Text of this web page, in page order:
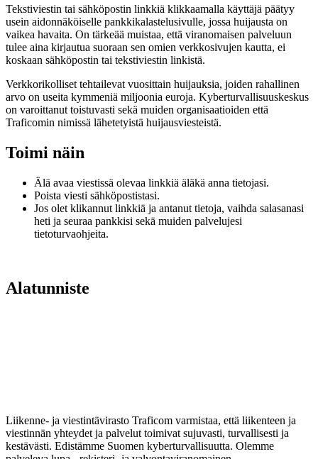
Tekstiviestin tai sähköpostin linkkiä klikkaamalla käyttäjä päätyy
usein aidonnäköiselle pankkikalastelusivulle, jossa huijausta on
vaikea havaita. On tärkeää muistaa, että viranomaisen palveluun
tulee aina kirjautua suoraan sen omien verkkosivujen kautta, ei
koskaan sähköpostin tai tekstiviestin linkistä.
Verkkorikolliset tehtailevat vuosittain huijauksia, joiden rahallinen
arvo on useita kymmeniä miljoonia euroja. Kyberturvallisuuskeskus
on varoittanut toistuvasti sekä muiden organisaatioiden että
Traficomin nimissä lähetetyistä huijausviesteistä.
Toimi näin
Älä avaa viestissä olevaa linkkiä äläkä anna tietojasi.
Poista viesti sähköpostistasi.
Jos olet klikannut linkkiä ja antanut tietoja, vaihda salasanasi
heti ja seuraa pankkisi sekä muiden palvelujesi
tietoturvaohjeita.
Alatunniste
Liikenne- ja viestintävirasto Traficom varmistaa, että liikenteen ja
viestinnän yhteydet ja palvelut toimivat sujuvasti, turvallisesti ja
kestävästi. Edistämme Suomen kyberturvallisuutta. Olemme